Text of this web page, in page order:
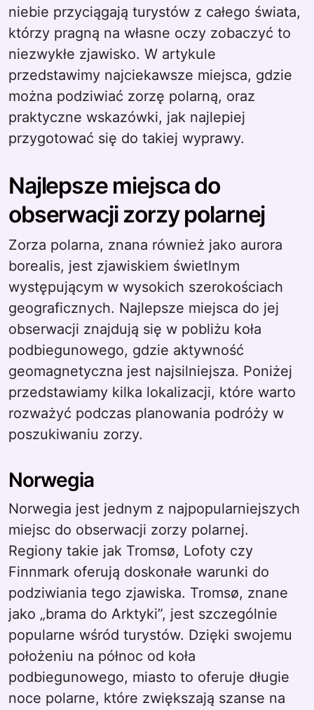
niebie przyciągają turystów z całego świata,
którzy pragną na własne oczy zobaczyć to
niezwykłe zjawisko. W artykule
przedstawimy najciekawsze miejsca, gdzie
można podziwiać zorzę polarną, oraz
praktyczne wskazówki, jak najlepiej
przygotować się do takiej wyprawy.
Najlepsze miejsca do
obserwacji zorzy polarnej
Zorza polarna, znana również jako aurora
borealis, jest zjawiskiem świetlnym
występującym w wysokich szerokościach
geograficznych. Najlepsze miejsca do jej
obserwacji znajdują się w pobliżu koła
podbiegunowego, gdzie aktywność
geomagnetyczna jest najsilniejsza. Poniżej
przedstawiamy kilka lokalizacji, które warto
rozważyć podczas planowania podróży w
poszukiwaniu zorzy.
Norwegia
Norwegia jest jednym z najpopularniejszych
miejsc do obserwacji zorzy polarnej.
Regiony takie jak Tromsø, Lofoty czy
Finnmark oferują doskonałe warunki do
podziwiania tego zjawiska. Tromsø, znane
jako „brama do Arktyki”, jest szczególnie
popularne wśród turystów. Dzięki swojemu
położeniu na północ od koła
podbiegunowego, miasto to oferuje długie
noce polarne, które zwiększają szanse na